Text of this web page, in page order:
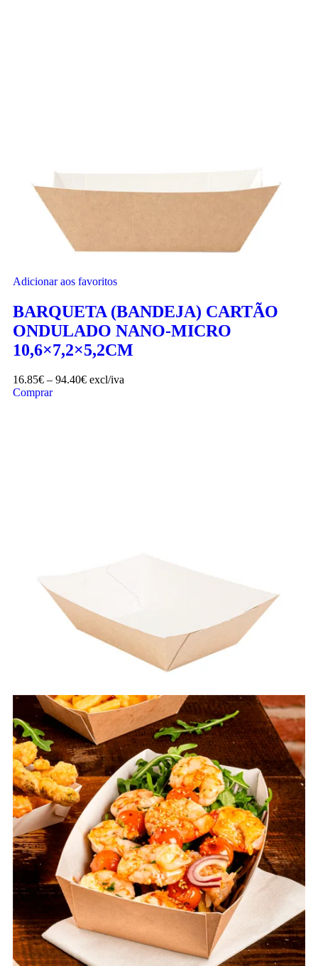
Adicionar aos favoritos
BARQUETA (BANDEJA) CARTÃO
ONDULADO NANO-MICRO
10,6×7,2×5,2CM
16.85€ – 94.40€ excl/iva
Comprar